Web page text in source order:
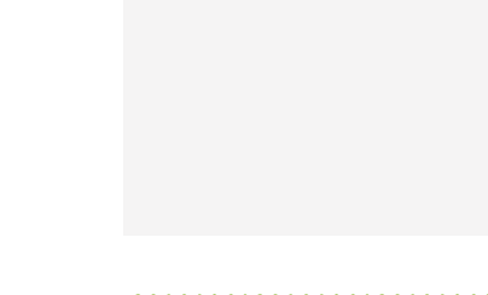
Klassenschilder